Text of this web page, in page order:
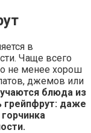
в
Чаще всего
не менее хорош
джемов или
блюда из
грейпфрут: даже